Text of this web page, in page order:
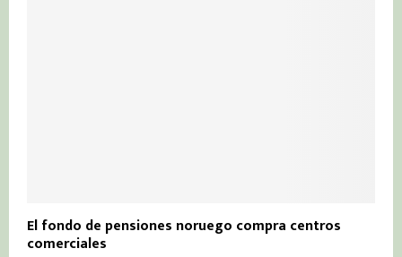
El fondo de pensiones noruego compra centros
comerciales